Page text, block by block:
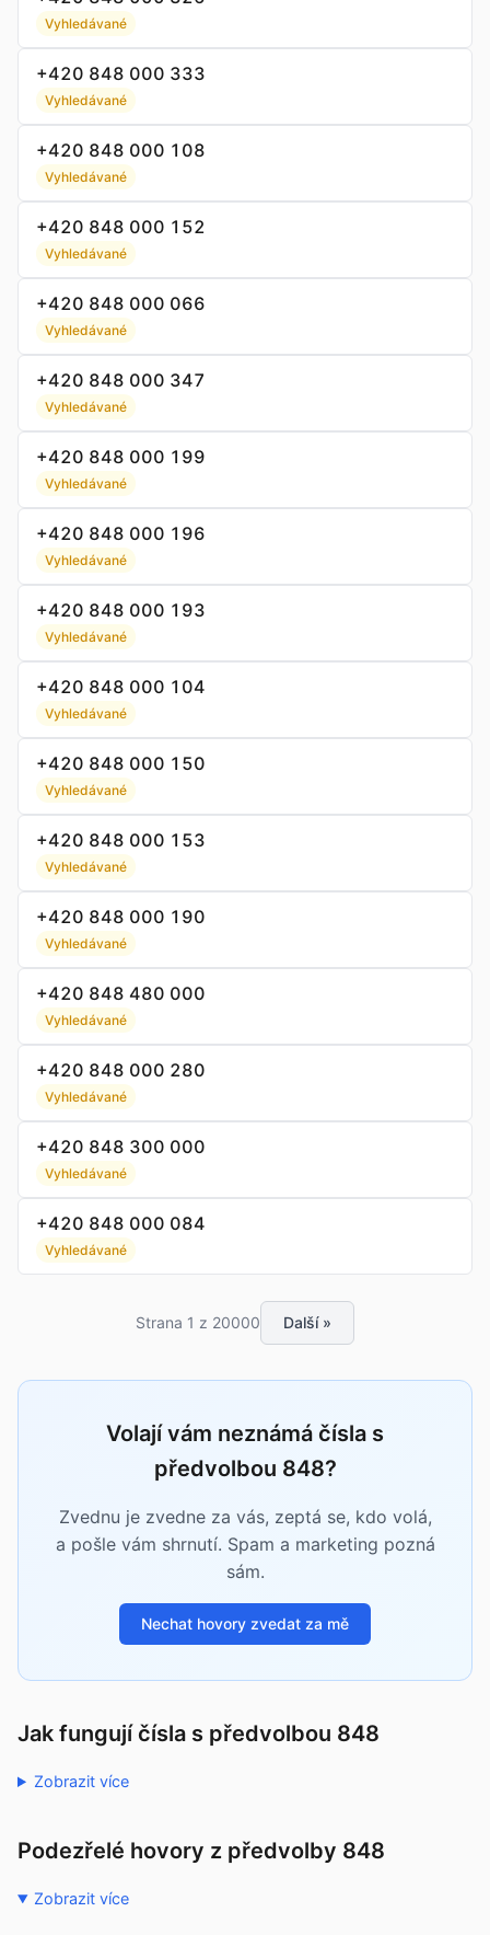
Vyhledávané
+420 848 000 333
Vyhledávané
+420 848 000 108
Vyhledávané
+420 848 000 152
Vyhledávané
+420 848 000 066
Vyhledávané
+420 848 000 347
Vyhledávané
+420 848 000 199
Vyhledávané
+420 848 000 196
Vyhledávané
+420 848 000 193
Vyhledávané
+420 848 000 104
Vyhledávané
+420 848 000 150
Vyhledávané
+420 848 000 153
Vyhledávané
+420 848 000 190
Vyhledávané
+420 848 480 000
Vyhledávané
+420 848 000 280
Vyhledávané
+420 848 300 000
Vyhledávané
+420 848 000 084
Vyhledávané
Strana 1 z 20000 Další »
Volají vám neznámá čísla s
předvolbou 848?
Zvednu je zvedne za vás, zeptá se, kdo volá,
a pošle vám shrnutí. Spam a marketing pozná
sám.
Nechat hovory zvedat za mě
Jak fungují čísla s předvolbou 848
Zobrazit více
Podezřelé hovory z předvolby 848
Zobrazit více